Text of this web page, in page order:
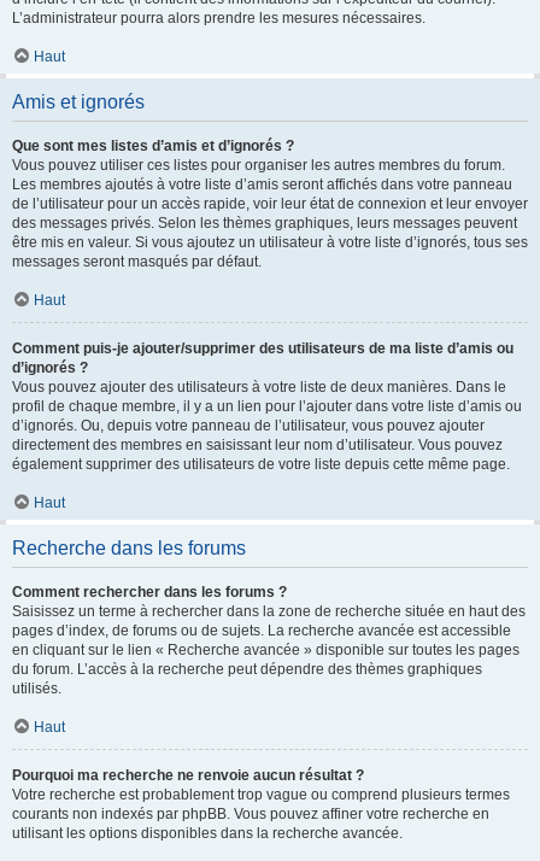
L’administrateur pourra alors prendre les mesures nécessaires.
Haut
Amis et ignorés
Que sont mes listes d’amis et d’ignorés ?
Vous pouvez utiliser ces listes pour organiser les autres membres du forum.
Les membres ajoutés à votre liste d’amis seront affichés dans votre panneau
de l’utilisateur pour un accès rapide, voir leur état de connexion et leur envoyer
des messages privés. Selon les thèmes graphiques, leurs messages peuvent
être mis en valeur. Si vous ajoutez un utilisateur à votre liste d’ignorés, tous ses
messages seront masqués par défaut.
Haut
Comment puis-je ajouter/supprimer des utilisateurs de ma liste d’amis ou
d’ignorés ?
Vous pouvez ajouter des utilisateurs à votre liste de deux manières. Dans le
profil de chaque membre, il y a un lien pour l’ajouter dans votre liste d’amis ou
d’ignorés. Ou, depuis votre panneau de l’utilisateur, vous pouvez ajouter
directement des membres en saisissant leur nom d’utilisateur. Vous pouvez
également supprimer des utilisateurs de votre liste depuis cette même page.
Haut
Recherche dans les forums
Comment rechercher dans les forums ?
Saisissez un terme à rechercher dans la zone de recherche située en haut des
pages d’index, de forums ou de sujets. La recherche avancée est accessible
en cliquant sur le lien « Recherche avancée » disponible sur toutes les pages
du forum. L’accès à la recherche peut dépendre des thèmes graphiques
utilisés.
Haut
Pourquoi ma recherche ne renvoie aucun résultat ?
Votre recherche est probablement trop vague ou comprend plusieurs termes
courants non indexés par phpBB. Vous pouvez affiner votre recherche en
utilisant les options disponibles dans la recherche avancée.